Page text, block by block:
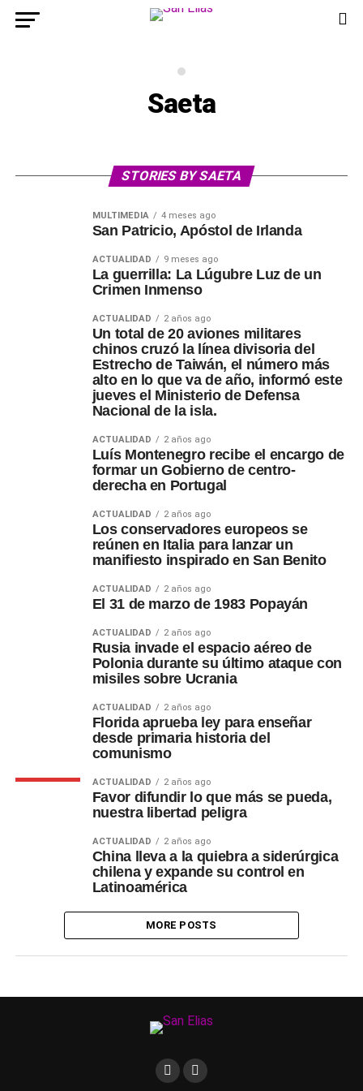
Saeta
STORIES BY SAETA
MULTIMEDIA 4 meses ago
San Patricio, Apóstol de Irlanda
ACTUALIDAD 9 meses ago
La guerrilla: La Lúgubre Luz de un
Crimen Inmenso
ACTUALIDAD 2 años ago
Un total de 20 aviones militares
chinos cruzó la línea divisoria del
Estrecho de Taiwán, el número más
alto en lo que va de año, informó este
jueves el Ministerio de Defensa
Nacional de la isla.
ACTUALIDAD 2 años ago
Luís Montenegro recibe el encargo de
formar un Gobierno de centro-
derecha en Portugal
ACTUALIDAD 2 años ago
Los conservadores europeos se
reúnen en Italia para lanzar un
manifiesto inspirado en San Benito
ACTUALIDAD 2 años ago
El 31 de marzo de 1983 Popayán
ACTUALIDAD 2 años ago
Rusia invade el espacio aéreo de
Polonia durante su último ataque con
misiles sobre Ucrania
ACTUALIDAD 2 años ago
Florida aprueba ley para enseñar
desde primaria historia del
comunismo
ACTUALIDAD 2 años ago
Favor difundir lo que más se pueda,
nuestra libertad peligra
ACTUALIDAD 2 años ago
China lleva a la quiebra a siderúrgica
chilena y expande su control en
Latinoamérica
MORE POSTS